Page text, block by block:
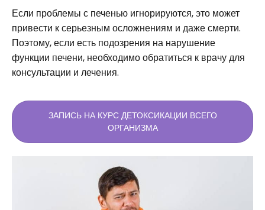
Если проблемы с печенью игнорируются, это может
привести к серьезным осложнениям и даже смерти.
Поэтому, если есть подозрения на нарушение
функции печени, необходимо обратиться к врачу для
консультации и лечения.
ЗАПИСЬ НА КУРС ДЕТОКСИКАЦИИ ВСЕГО
ОРГАНИЗМА